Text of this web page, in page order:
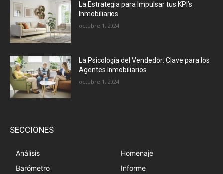
La Estrategia para Impulsar tus KPI’s
Inmobiliarios
octubre 1, 2024
La Psicología del Vendedor: Clave para los
Agentes Inmobiliarios
octubre 1, 2024
SECCIONES
Análisis
Barómetro
Homenaje
Informe